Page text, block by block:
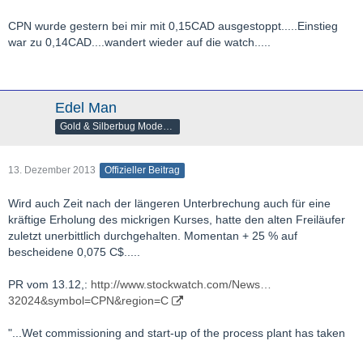
CPN wurde gestern bei mir mit 0,15CAD ausgestoppt.....Einstieg
war zu 0,14CAD....wandert wieder auf die watch.....
Edel Man
Gold & Silberbug Moderator
13. Dezember 2013 Offizieller Beitrag
Wird auch Zeit nach der längeren Unterbrechung auch für eine
kräftige Erholung des mickrigen Kurses, hatte den alten Freiläufer
zuletzt unerbittlich durchgehalten. Momentan + 25 % auf
bescheidene 0,075 C$.....
PR vom 13.12,: http://www.stockwatch.com/News…
32024&symbol=CPN&region=C
"...Wet commissioning and start-up of the process plant has taken